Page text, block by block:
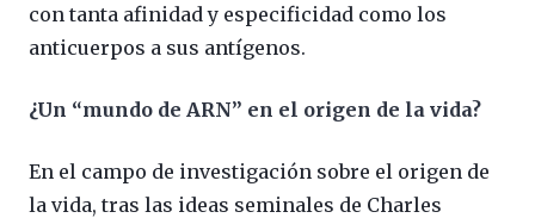
con tanta afinidad y especificidad como los
anticuerpos a sus antígenos.
¿Un “mundo de ARN” en el origen de la vida?
En el campo de investigación sobre el origen de
la vida, tras las ideas seminales de Charles